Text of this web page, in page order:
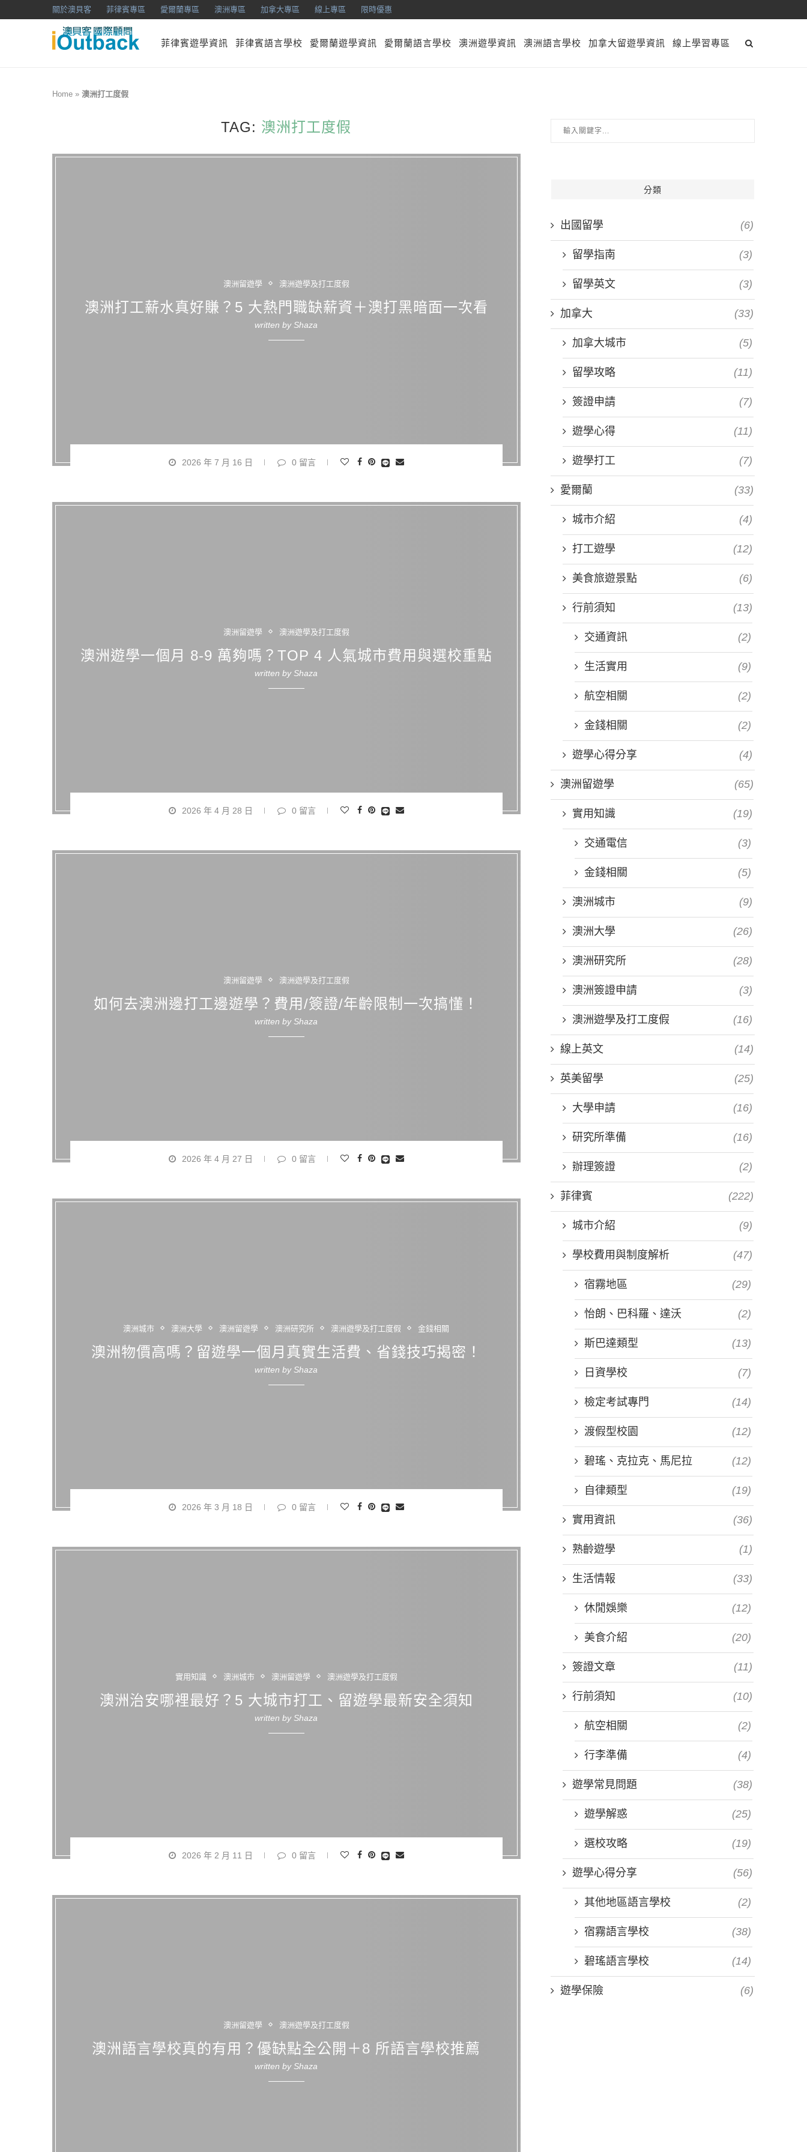
關於澳貝客 菲律賓專區 愛爾蘭專區 澳洲專區 加拿大專區 線上專區 限時優惠
菲律賓遊學資訊 菲律賓語言學校 愛爾蘭遊學資訊 愛爾蘭語言學校 澳洲遊學資訊 澳洲語言學校 加拿大留遊學資訊 線上學習專區
Home » 澳洲打工度假
TAG: 澳洲打工度假
澳洲留遊學 澳洲遊學及打工度假
澳洲打工薪水真好賺？5 大熱門職缺薪資＋澳打黑暗面一次看
written byShaza
2026 年 7 月 16 日 0 留言
澳洲留遊學 澳洲遊學及打工度假
澳洲遊學一個月 8-9 萬夠嗎？TOP 4 人氣城市費用與選校重點
written byShaza
2026 年 4 月 28 日 0 留言
澳洲留遊學 澳洲遊學及打工度假
如何去澳洲邊打工邊遊學？費用/簽證/年齡限制一次搞懂！
written byShaza
2026 年 4 月 27 日 0 留言
澳洲城市 澳洲大學 澳洲留遊學 澳洲研究所 澳洲遊學及打工度假 金錢相關
澳洲物價高嗎？留遊學一個月真實生活費、省錢技巧揭密！
written byShaza
2026 年 3 月 18 日 0 留言
實用知識 澳洲城市 澳洲留遊學 澳洲遊學及打工度假
澳洲治安哪裡最好？5 大城市打工、留遊學最新安全須知
written byShaza
2026 年 2 月 11 日 0 留言
澳洲留遊學 澳洲遊學及打工度假
澳洲語言學校真的有用？優缺點全公開＋8 所語言學校推薦
written byShaza
分類
出國留學 (6)
留學指南 (3)
留學英文 (3)
加拿大 (33)
加拿大城市 (5)
留學攻略 (11)
簽證申請 (7)
遊學心得 (11)
遊學打工 (7)
愛爾蘭 (33)
城市介紹 (4)
打工遊學 (12)
美食旅遊景點 (6)
行前須知 (13)
交通資訊 (2)
生活實用 (9)
航空相關 (2)
金錢相關 (2)
遊學心得分享 (4)
澳洲留遊學 (65)
實用知識 (19)
交通電信 (3)
金錢相關 (5)
澳洲城市 (9)
澳洲大學 (26)
澳洲研究所 (28)
澳洲簽證申請 (3)
澳洲遊學及打工度假 (16)
線上英文 (14)
英美留學 (25)
大學申請 (16)
研究所準備 (16)
辦理簽證 (2)
菲律賓 (222)
城市介紹 (9)
學校費用與制度解析 (47)
宿霧地區 (29)
怡朗、巴科羅、達沃 (2)
斯巴達類型 (13)
日資學校 (7)
檢定考試專門 (14)
渡假型校園 (12)
碧瑤、克拉克、馬尼拉 (12)
自律類型 (19)
實用資訊 (36)
熟齡遊學 (1)
生活情報 (33)
休閒娛樂 (12)
美食介紹 (20)
簽證文章 (11)
行前須知 (10)
航空相關 (2)
行李準備 (4)
遊學常見問題 (38)
遊學解惑 (25)
選校攻略 (19)
遊學心得分享 (56)
其他地區語言學校 (2)
宿霧語言學校 (38)
碧瑤語言學校 (14)
遊學保險 (6)